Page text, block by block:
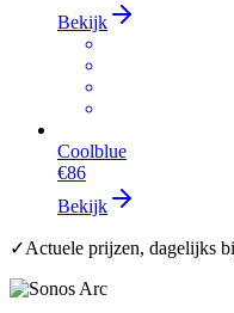
Bekijk
Coolblue
€86
Bekijk
✓Actuele prijzen, dagelijks